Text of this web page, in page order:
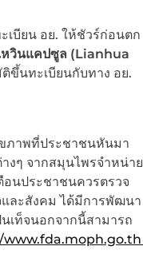
เบียน อย. ให้ชัวร์ก่อนตก
หวินแคปซูล (Lianhua
ขึ้นทะเบียนกับทาง อย.
ภาพที่ประชาชนหันมา
งๆ จากสมุนไพรจำหน่าย
อนประชาชนควรตรวจ
และสังคม ได้มีการพัฒนา
เท็จนอกจากนี้สามารถ